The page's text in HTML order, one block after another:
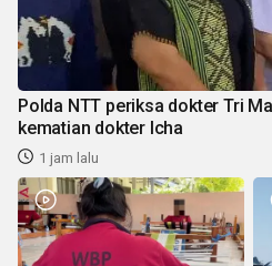
Polda NTT periksa dokter Tri
kematian dokter Icha
1 jam lalu